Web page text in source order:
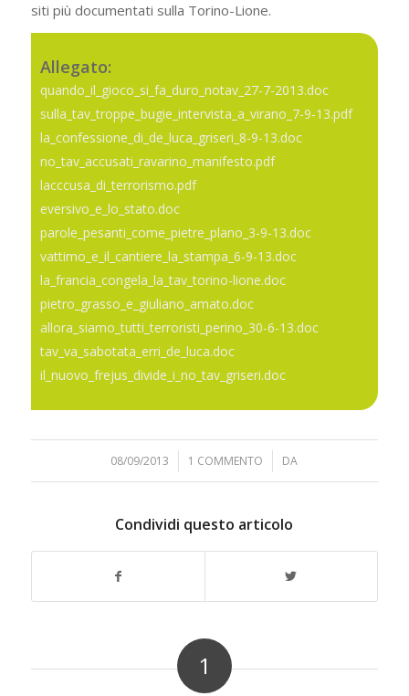
siti più documentati sulla Torino-Lione.
Allegato:
quando_il_gioco_si_fa_duro_notav_27-7-2013.doc
sulla_tav_troppe_bugie_intervista_a_virano_7-9-13.pdf
la_confessione_di_de_luca_griseri_8-9-13.doc
no_tav_accusati_ravarino_manifesto.pdf
lacccusa_di_terrorismo.pdf
eversivo_e_lo_stato.doc
parole_pesanti_come_pietre_plano_3-9-13.doc
vattimo_e_il_cantiere_la_stampa_6-9-13.doc
la_francia_congela_la_tav_torino-lione.doc
pietro_grasso_e_giuliano_amato.doc
allora_siamo_tutti_terroristi_perino_30-6-13.doc
tav_va_sabotata_erri_de_luca.doc
il_nuovo_frejus_divide_i_no_tav_griseri.doc
08/09/2013
/ 1 COMMENTO
/ DA
Condividi questo articolo
1